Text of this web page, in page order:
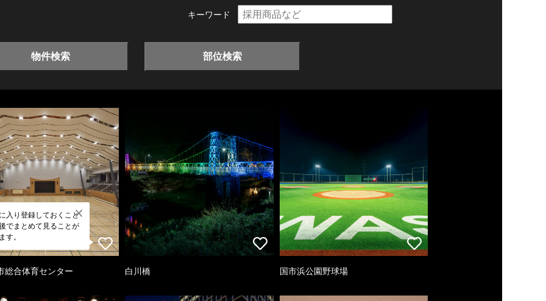
キーワード
物件検索 部位検索
入り登録しておくこと
でまとめて見ることが
す。
総合体育センター 白川橋 国市浜公園野球場